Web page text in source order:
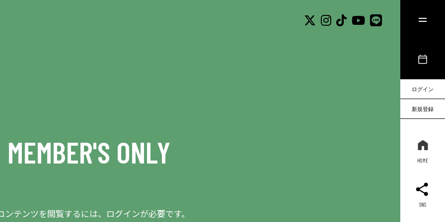
ログイン
新規登録
HOME
SNS
MEMBER'S ONLY
ンテンツを閲覧するには、ログインが必要です。